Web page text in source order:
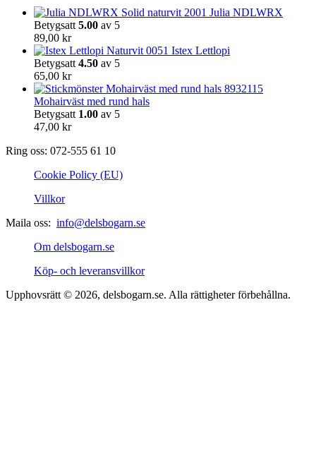
på
produktsidan
Julia NDLWRX
Betygsatt 5.00 av 5
89,00 kr
Istex Lettlopi
Betygsatt 4.50 av 5
65,00 kr
Mohairväst med rund hals
Betygsatt 1.00 av 5
47,00 kr
Ring oss: 072-555 61 10
Cookie Policy (EU)
Villkor
Maila oss: info@delsbogarn.se
Om delsbogarn.se
Köp- och leveransvillkor
Upphovsrätt © 2026, delsbogarn.se. Alla rättigheter förbehållna.